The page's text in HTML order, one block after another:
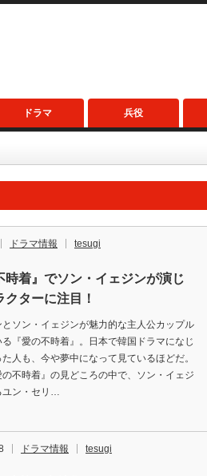
ドラマ 兵役
ドラマ情報 tesugi
時着』でソン・イェジンが演じ
クターに注目！
とソン・イェジンが魅力的な主人公カップル
る『愛の不時着』。日本で韓国ドラマになじ
人も、今や夢中になって見ているほどだ。
不時着』の見どころの中で、ソン・イェジ
ユン・セリ…
ドラマ情報 tesugi